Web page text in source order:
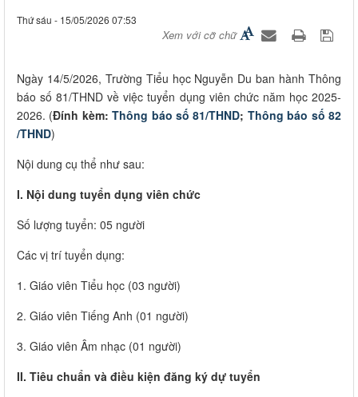
Thứ sáu - 15/05/2026 07:53
Xem với cỡ chữ
Ngày 14/5/2026, Trường Tiểu học Nguyễn Du ban hành Thông
báo số 81/THND về việc tuyển dụng viên chức năm học 2025-
2026. (Đính kèm:Thông báo số 81/THND; Thông báo số 82
/THND)
Nội dung cụ thể như sau:
I. Nội dung tuyển dụng viên chức
Số lượng tuyển: 05 người
Các vị trí tuyển dụng:
1. Giáo viên Tiểu học (03 người)
2. Giáo viên Tiếng Anh (01 người)
3. Giáo viên Âm nhạc (01 người)
II. Tiêu chuẩn và điều kiện đăng ký dự tuyển